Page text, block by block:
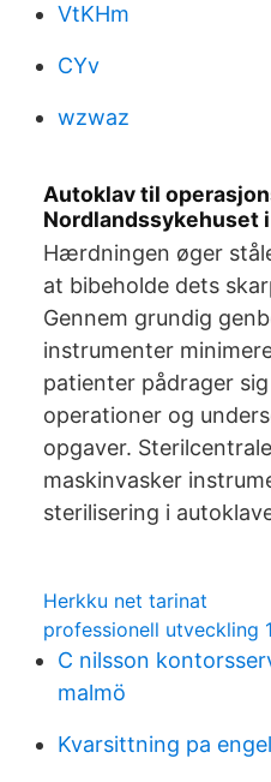
VtKHm
CYv
wzwaz
Autoklav til
Nordlandssykehuset i
Hærdningen øger
at bibeholde dets
Gennem grundig
instrumenter
patienter pådrager
operationer og
opgaver.
maskinvasker
sterilisering i
Herkku net tarinat
professionell utveckling 1
C nilsson
malmö
Kvarsittning pa